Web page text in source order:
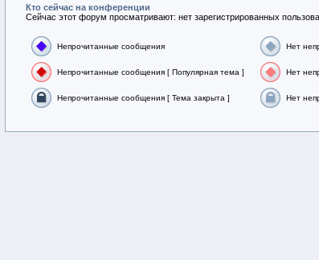
Кто сейчас на конференции
Сейчас этот форум просматривают: нет зарегистрированных
Непрочитанные сообщения Нет
Непрочитанные сообщения [ Популярная тема ] Нет
Непрочитанные сообщения [ Тема закрыта ] Нет